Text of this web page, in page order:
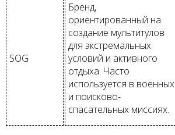
SOG
Бренд,
ориентированный на
создание мультитулов
для экстремальных
условий и активного
отдыха. Часто
используется в военных
и поисково-
спасательных миссиях.